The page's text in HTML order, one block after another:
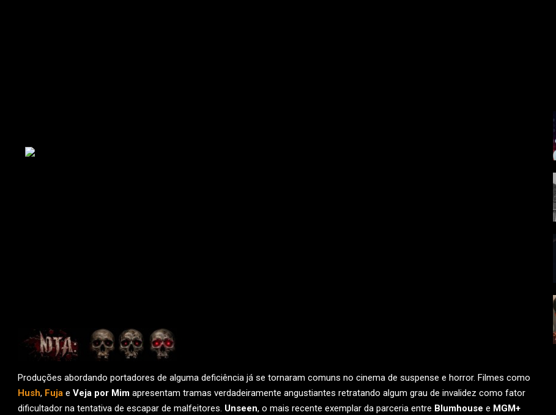
Produções abordando portadores de alguma deficiência já se tornaram comuns no cinema de suspense e horror. Filmes como
Hush, Fuja e Veja por Mim apresentam tramas verdadeiramente angustiantes retratando algum grau de invalidez como fator
dificultador na tentativa de escapar de malfeitores. Unseen, o mais recente exemplar da parceria entre Blumhouse e MGM+